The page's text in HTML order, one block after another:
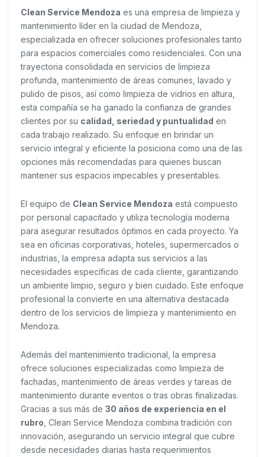
Clean Service Mendoza es una empresa de limpieza y
mantenimiento líder en la ciudad de Mendoza,
especializada en ofrecer soluciones profesionales tanto
para espacios comerciales como residenciales. Con una
trayectoria consolidada en servicios de limpieza
profunda, mantenimiento de áreas comunes, lavado y
pulido de pisos, así como limpieza de vidrios en altura,
esta compañía se ha ganado la confianza de grandes
clientes por su calidad, seriedad y puntualidad en
cada trabajo realizado. Su enfoque en brindar un
servicio integral y eficiente la posiciona como una de las
opciones más recomendadas para quienes buscan
mantener sus espacios impecables y presentables.
El equipo de Clean Service Mendoza está compuesto
por personal capacitado y utiliza tecnología moderna
para asegurar resultados óptimos en cada proyecto. Ya
sea en oficinas corporativas, hoteles, supermercados o
industrias, la empresa adapta sus servicios a las
necesidades específicas de cada cliente, garantizando
un ambiente limpio, seguro y bien cuidado. Este enfoque
profesional la convierte en una alternativa destacada
dentro de los servicios de limpieza y mantenimiento en
Mendoza.
Además del mantenimiento tradicional, la empresa
ofrece soluciones especializadas como limpieza de
fachadas, mantenimiento de áreas verdes y tareas de
mantenimiento durante eventos o tras obras finalizadas.
Gracias a sus más de 30 años de experiencia en el
rubro , Clean Service Mendoza combina tradición con
innovación, asegurando un servicio integral que cubre
desde necesidades diarias hasta requerimientos